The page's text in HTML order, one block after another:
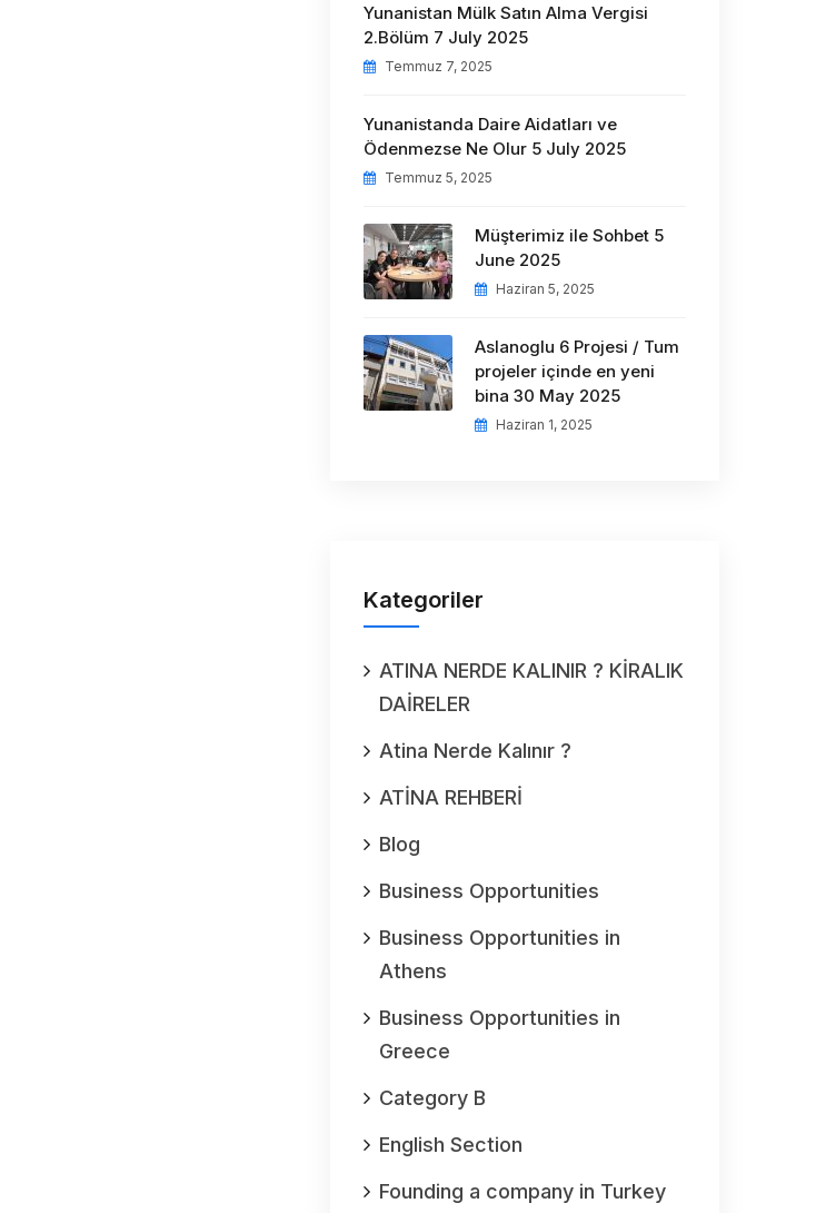
Yunanistan Mülk Satın Alma Vergisi
2.Bölüm 7 July 2025
Temmuz 7, 2025
Yunanistanda Daire Aidatları ve
Ödenmezse Ne Olur 5 July 2025
Temmuz 5, 2025
Müşterimiz ile Sohbet 5
June 2025
Haziran 5, 2025
Aslanoglu 6 Projesi / Tum
projeler içinde en yeni
bina 30 May 2025
Haziran 1, 2025
Kategoriler
ATINA NERDE KALINIR ? KİRALIK
DAİRELER
Atina Nerde Kalınır ?
ATİNA REHBERİ
Blog
Business Opportunities
Business Opportunities in
Athens
Business Opportunities in
Greece
Category B
English Section
Founding a company in Turkey